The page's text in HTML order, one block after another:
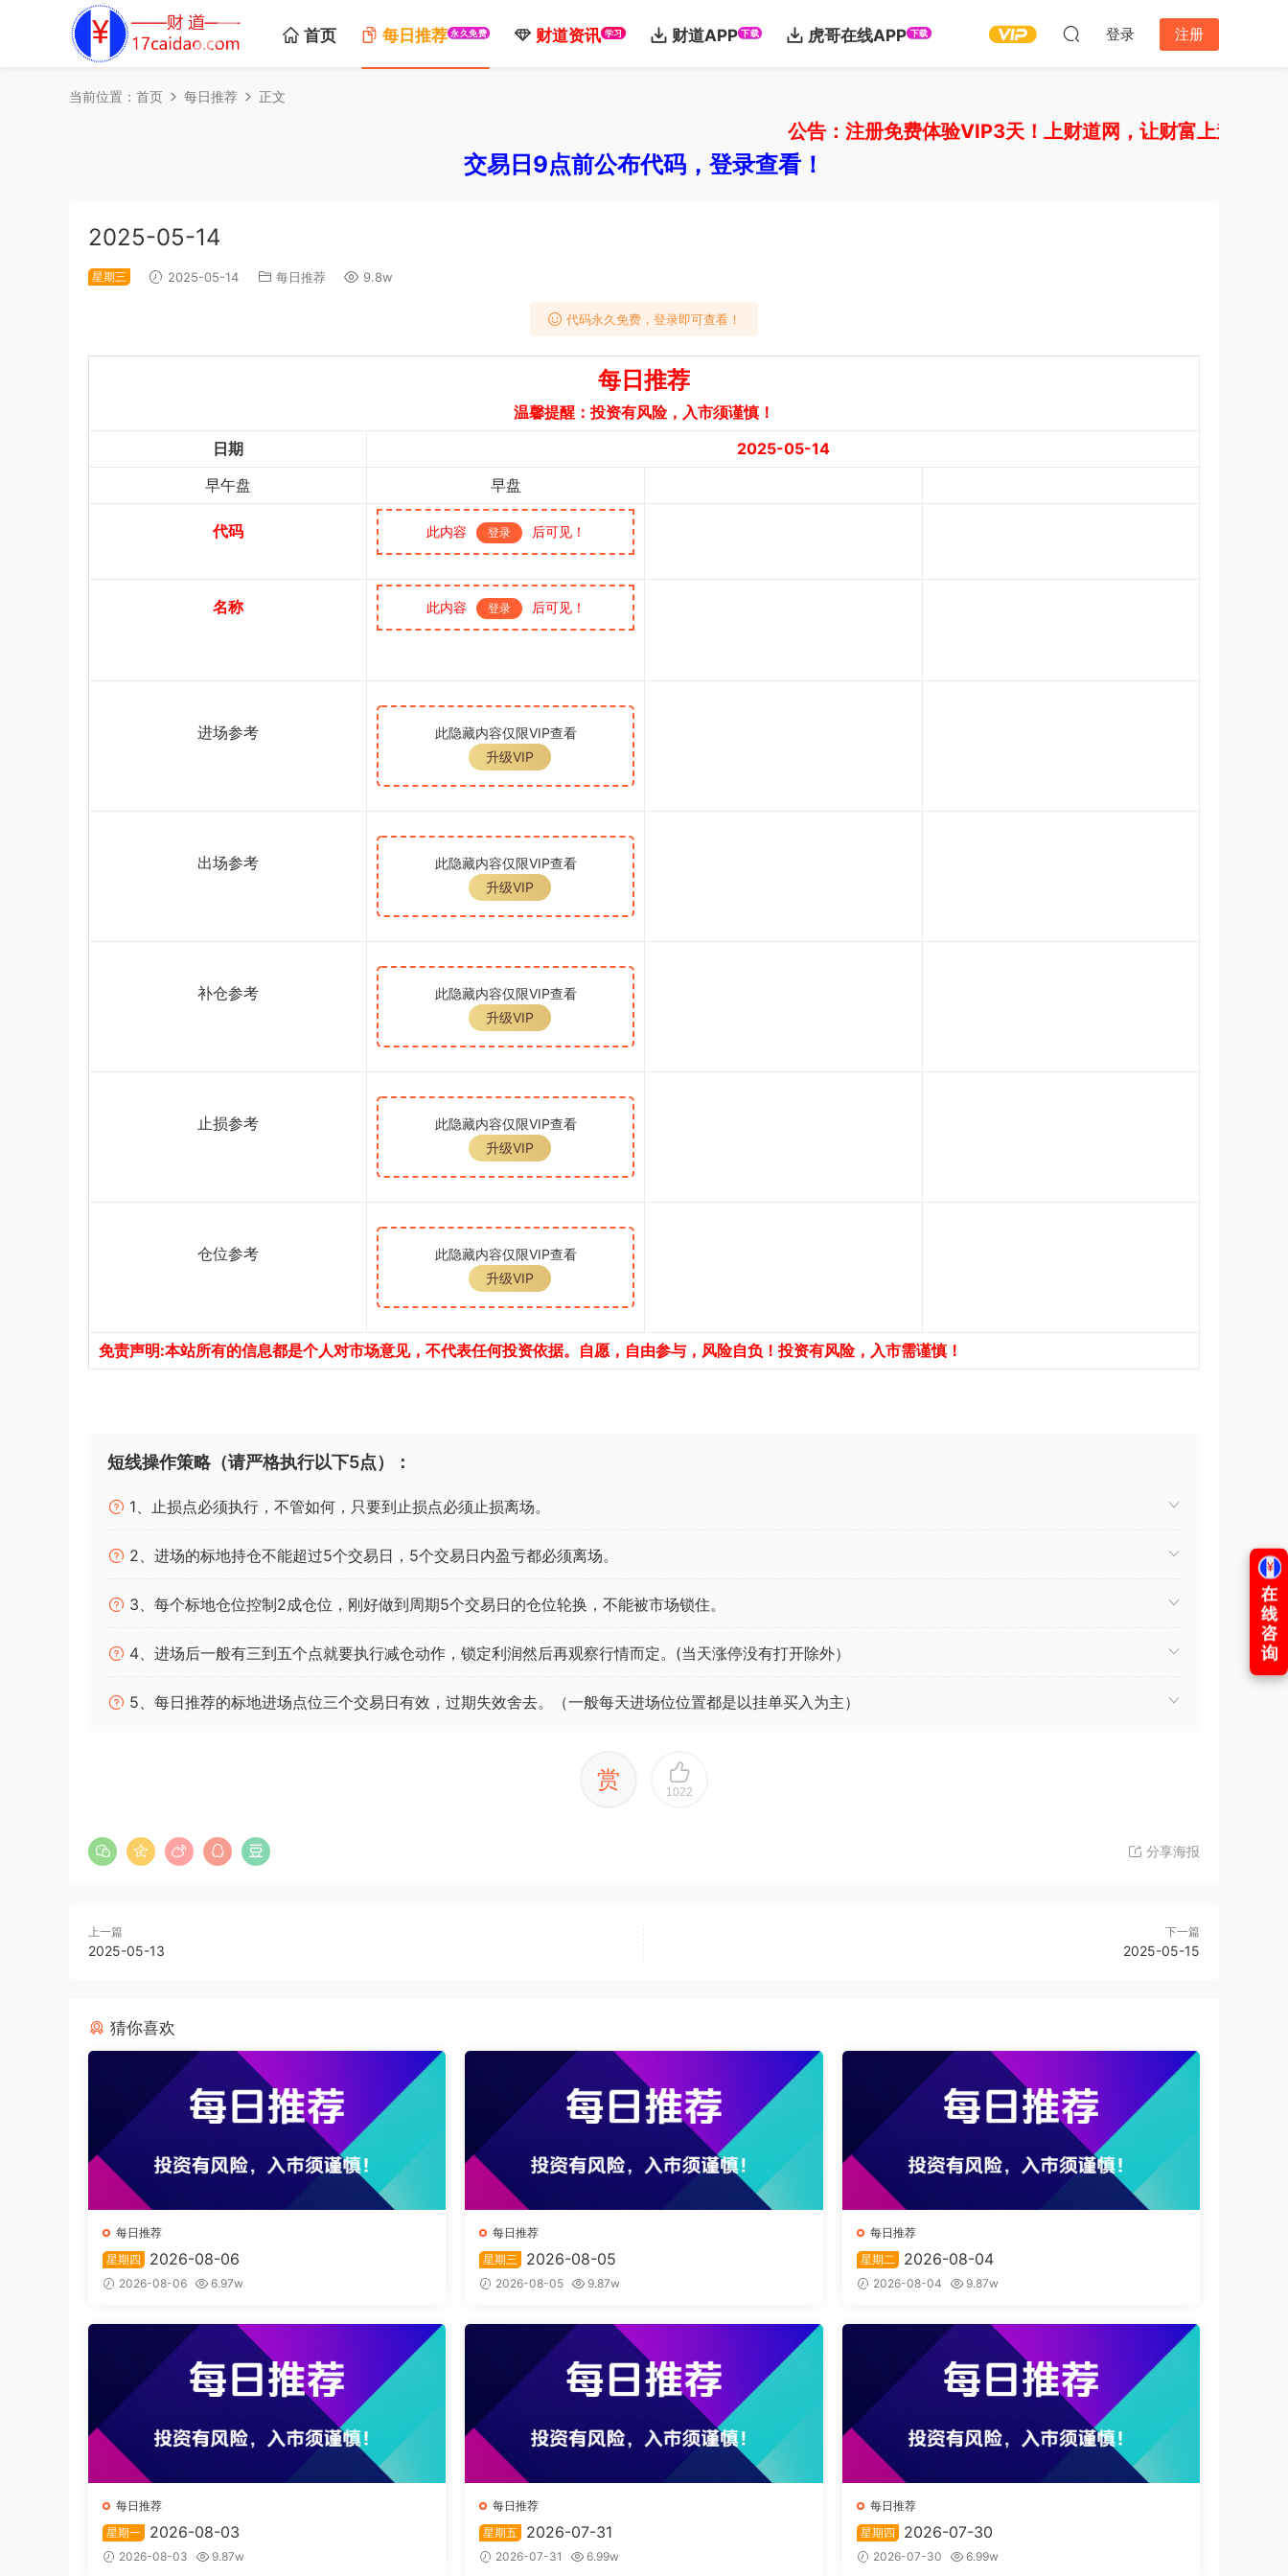
首页 每日推荐 永久免费 财道资讯 学习 财道APP 下载 虎哥在线APP 下载 登录 注册
当前位置： 首页 每日推荐 正文
公告：注册免费体验VIP3天！上财道网，让财富上道！如需
交易日9点前公布代码，登录查看！
2025-05-14
星期三 2025-05-14 每日推荐 9.8w
代码永久免费，登录即可查看！
每日推荐
温馨提醒：投资有风险，入市须谨慎！
日期
2025-05-14
早午盘
早盘
代码 此内容 登录 后可见！
名称 此内容 登录 后可见！
进场参考
此隐藏内容仅限VIP查看
升级VIP
出场参考
此隐藏内容仅限VIP查看
升级VIP
补仓参考
此隐藏内容仅限VIP查看
升级VIP
止损参考
此隐藏内容仅限VIP查看
升级VIP
仓位参考
此隐藏内容仅限VIP查看
升级VIP
免责声明:本站所有的信息都是个人对市场意见，不代表任何投资依据。自愿，自由参与，风险自负！投资有风险，入市需谨慎！
短线操作策略（请严格执行以下5点）：
1、止损点必须执行，不管如何，只要到止损点必须止损离场。
2、进场的标地持仓不能超过5个交易日，5个交易日内盈亏都必须离场。
3、每个标地仓位控制2成仓位，刚好做到周期5个交易日的仓位轮换，不能被市场锁住。
4、进场后一般有三到五个点就要执行减仓动作，锁定利润然后再观察行情而定。(当天涨停没有打开除外）
5、每日推荐的标地进场点位三个交易日有效，过期失效舍去。（一般每天进场位位置都是以挂单买入为主）
赏 1022
分享海报
上一篇
2025-05-13
下一篇
2025-05-15
猜你喜欢
每日推荐
星期四
2026-08-06
2026-08-06 6.97w
每日推荐
星期三
2026-08-05
2026-08-05 9.87w
每日推荐
星期二
2026-08-04
2026-08-04 9.87w
每日推荐
星期一
2026-08-03
2026-08-03 9.87w
每日推荐
星期五
2026-07-31
2026-07-31 6.99w
每日推荐
星期四
2026-07-30
2026-07-30 6.99w